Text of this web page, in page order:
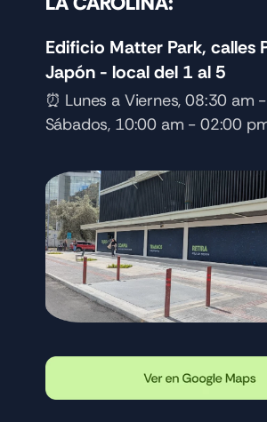
Edificio Matter Park, calles
Japón - local del 1 al 5
⏰ Lunes a Viernes, 08:30 am
Sábados, 10:00 am - 02:00